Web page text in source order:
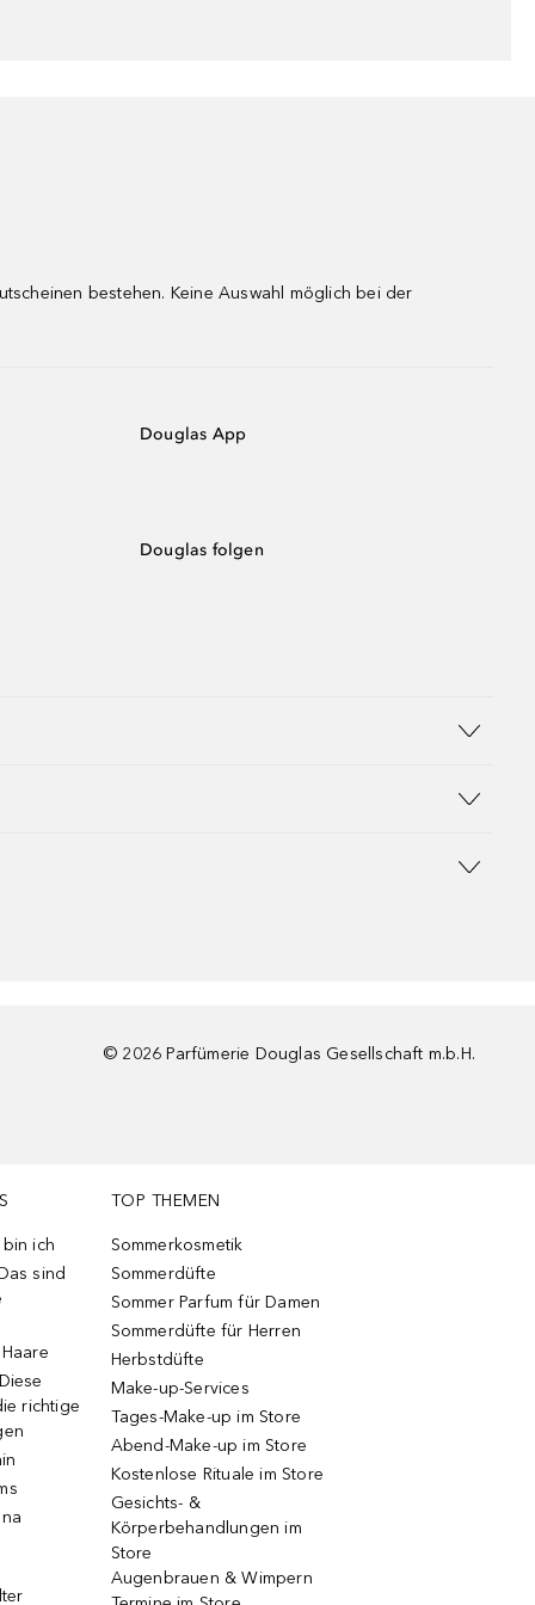
bestehen. Keine Auswahl möglich bei der
Douglas App
Douglas folgen
© 2026 Parfümerie Douglas Gesellschaft m.b.H.
ich
sind
richtige
TOP THEMEN
Sommerkosmetik
Sommerdüfte
Sommer Parfum für Damen
Sommerdüfte für Herren
Herbstdüfte
Make-up-Services
Tages-Make-up im Store
Abend-Make-up im Store
Kostenlose Rituale im Store
Gesichts- &
Körperbehandlungen im
Store
Augenbrauen & Wimpern